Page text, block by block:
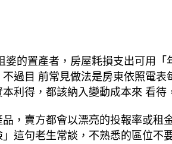
的置產者，房屋耗損支出可用
過目 前常見做法是房東依照電
利得，都該納入變動成本來 看
，賣方都會以漂亮的投報率或
這句老生常談，不熟悉的區位不